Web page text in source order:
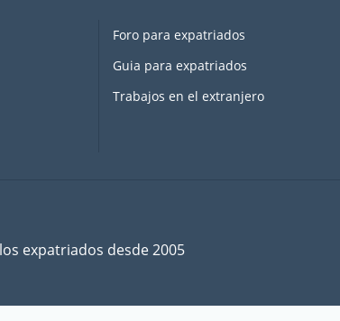
Foro para expatriados
Guia para expatriados
Trabajos en el extranjero
expatriados desde 2005